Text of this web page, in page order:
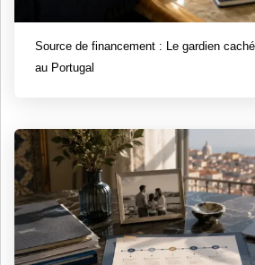
Source de financement : Le gardien
au Portugal